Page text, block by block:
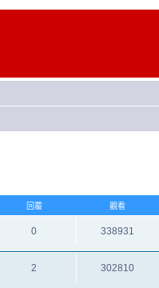
回覆 觀看
0 338931
2 302810